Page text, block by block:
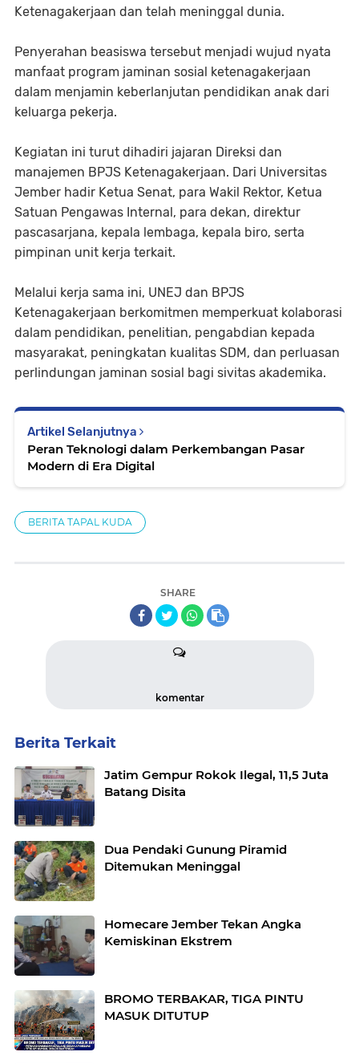
Ketenagakerjaan dan telah meninggal dunia.
Penyerahan beasiswa tersebut menjadi wujud nyata
manfaat program jaminan sosial ketenagakerjaan
dalam menjamin keberlanjutan pendidikan anak dari
keluarga pekerja.
Kegiatan ini turut dihadiri jajaran Direksi dan
manajemen BPJS Ketenagakerjaan. Dari Universitas
Jember hadir Ketua Senat, para Wakil Rektor, Ketua
Satuan Pengawas Internal, para dekan, direktur
pascasarjana, kepala lembaga, kepala biro, serta
pimpinan unit kerja terkait.
Melalui kerja sama ini, UNEJ dan BPJS
Ketenagakerjaan berkomitmen memperkuat kolaborasi
dalam pendidikan, penelitian, pengabdian kepada
masyarakat, peningkatan kualitas SDM, dan perluasan
perlindungan jaminan sosial bagi sivitas akademika.
Artikel Selanjutnya
Peran Teknologi dalam Perkembangan Pasar
Modern di Era Digital
BERITA TAPAL KUDA
SHARE
komentar
Berita Terkait
Jatim Gempur Rokok Ilegal, 11,5 Juta
Batang Disita
Dua Pendaki Gunung Piramid
Ditemukan Meninggal
Homecare Jember Tekan Angka
Kemiskinan Ekstrem
BROMO TERBAKAR, TIGA PINTU
MASUK DITUTUP